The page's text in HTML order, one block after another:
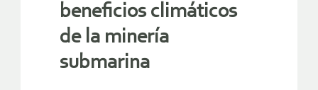
beneficios climáticos
de la minería
submarina